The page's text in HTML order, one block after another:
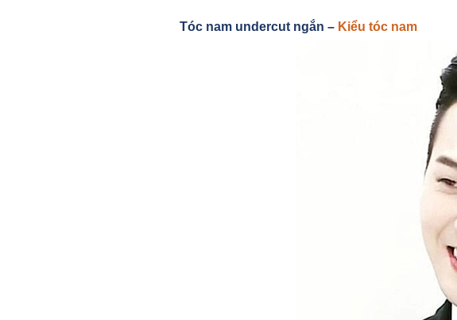
Tóc nam undercut ngắn – Kiểu tóc nam